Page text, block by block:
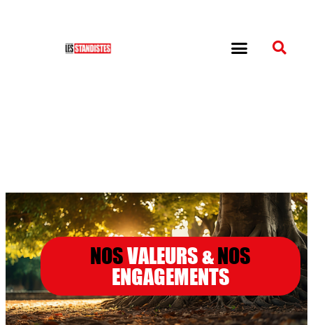
NOSVALEURS &NOS
ENGAGEMENTS